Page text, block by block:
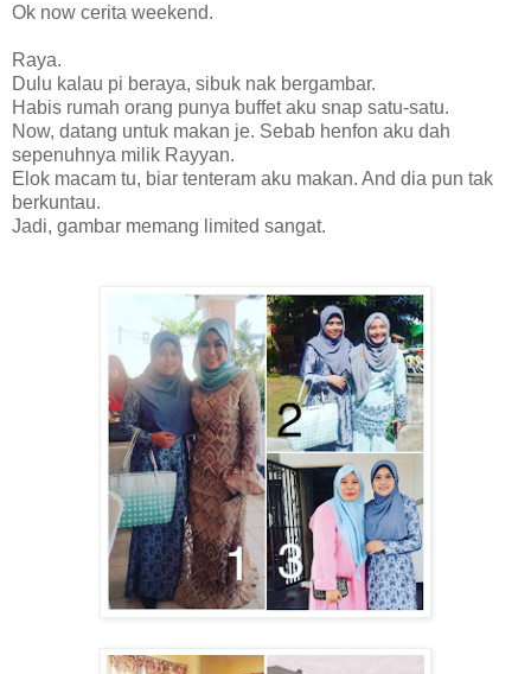
Ok now cerita weekend.
Raya.
Dulu kalau pi beraya, sibuk nak bergambar.
Habis rumah orang punya buffet aku snap satu-satu.
Now, datang untuk makan je. Sebab henfon aku dah
sepenuhnya milik Rayyan.
Elok macam tu, biar tenteram aku makan. And dia pun tak
berkuntau.
Jadi, gambar memang limited sangat.